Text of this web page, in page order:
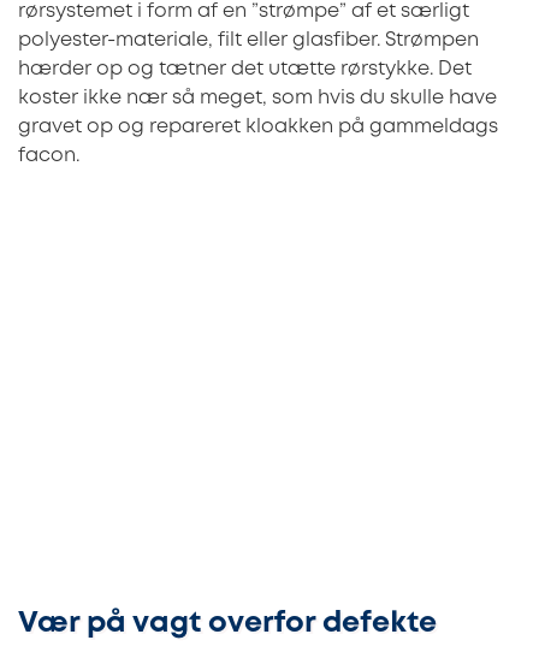
rørsystemet i form af en ”strømpe” af et særligt
polyester-materiale, filt eller glasfiber. Strømpen
hærder op og tætner det utætte rørstykke. Det
koster ikke nær så meget, som hvis du skulle have
gravet op og repareret kloakken på gammeldags
facon.
Vær på vagt overfor defekte